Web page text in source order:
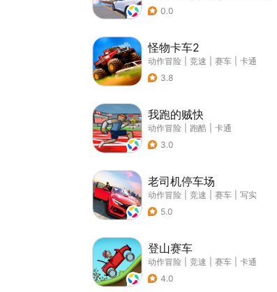
0.0
怪物卡车2
动作冒险 竞速 赛车
卡通
3.8
我跑的贼快
动作冒险 跑酷
卡通
3.0
老司机停车场
动作冒险 竞速 赛车
写实
5.0
登山赛车
动作冒险 竞速 赛车
卡通
4.0